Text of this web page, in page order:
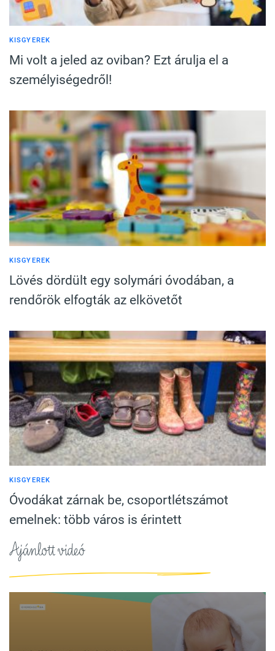
KISGYEREK
Mi volt a jeled az oviban? Ezt árulja el a
személyiségedről!
KISGYEREK
Lövés dördült egy solymári óvodában, a
rendőrök elfogták az elkövetőt
KISGYEREK
Óvodákat zárnak be, csoportlétszámot
emelnek: több város is érintett
Ajánlott videó